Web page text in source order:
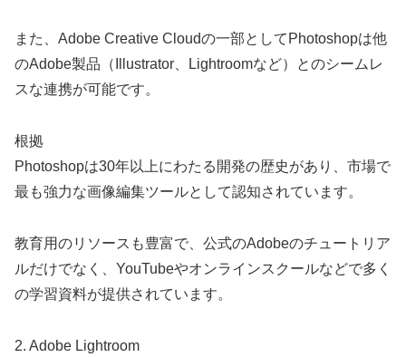
また、Adobe Creative Cloudの一部としてPhotoshopは他
のAdobe製品（Illustrator、Lightroomなど）とのシームレ
スな連携が可能です。
根拠
Photoshopは30年以上にわたる開発の歴史があり、市場で
最も強力な画像編集ツールとして認知されています。
教育用のリソースも豊富で、公式のAdobeのチュートリア
ルだけでなく、YouTubeやオンラインスクールなどで多く
の学習資料が提供されています。
2. Adobe Lightroom